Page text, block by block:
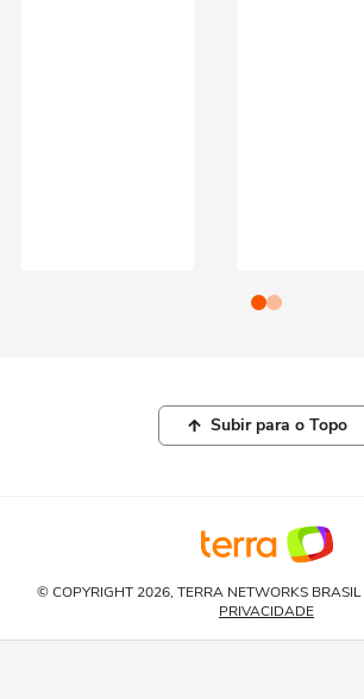
Subir para o Topo
© COPYRIGHT 2026, TERRA NETWORKS BRASIL
PRIVACIDADE